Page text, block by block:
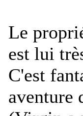
Le
est lui
C'est
aventure